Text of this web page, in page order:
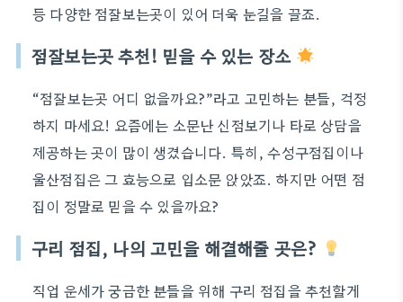
등 다양한 점잘보는곳이 있어 더욱 눈길을 끌죠.
점잘보는곳 추천! 믿을 수 있는 장소
“점잘보는곳 어디 없을까요?”라고 고민하는 분들, 걱정
하지 마세요! 요즘에는 소문난 신점보기나 타로 상담을
제공하는 곳이 많이 생겼습니다. 특히, 수성구점집이나
울산점집은 그 효능으로 입소문 앉았죠. 하지만 어떤 점
집이 정말로 믿을 수 있을까요?
구리 점집, 나의 고민을 해결해줄 곳은?
직업 운세가 궁금한 분들을 위해 구리 점집을 추천할게